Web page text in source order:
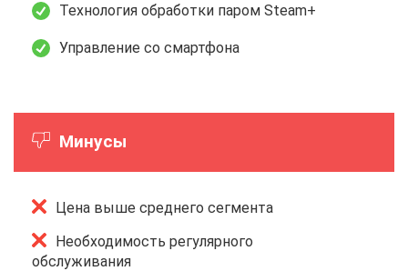
Технология обработки паром Steam+
Управление со смартфона
Минусы
Цена выше среднего сегмента
Необходимость регулярного
обслуживания